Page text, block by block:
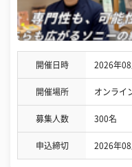
開催日時 2026年
開催場所 オンライ
募集人数 300名
申込締切 2026年